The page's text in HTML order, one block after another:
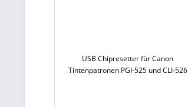
USB Chipresetter für Canon
Tintenpatronen PGI-525 und CLI-526